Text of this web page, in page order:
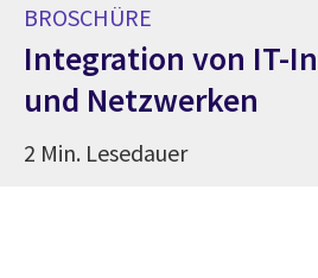
BROSCHÜRE
Integration von IT-
und Netzwerken
2 Min. Lesedauer